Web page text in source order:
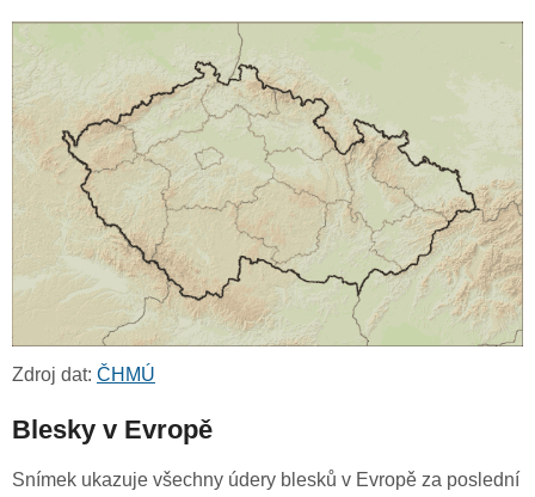
Zdroj dat: ČHMÚ
Blesky v Evropě
Snímek ukazuje všechny údery blesků v Evropě za poslední